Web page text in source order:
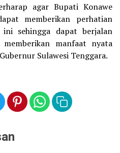
agar Bupati Konawe
memberikan perhatian
sehingga dapat berjalan
manfaat nyata
Sulawesi Tenggara.